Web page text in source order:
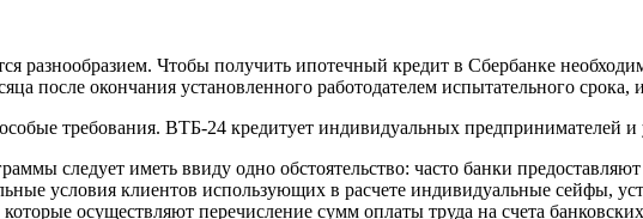
разнообразием. Чтобы получить ипотечный кредит в Сбербанке
после окончания установленного работодателем испытательного
требования. ВТБ-24 кредитует индивидуальных предпринимателей
следует иметь ввиду одно обстоятельство: часто банки
условия клиентов использующих в расчете индивидуальные сейфы,
осуществляют перечисление сумм оплаты труда на счета